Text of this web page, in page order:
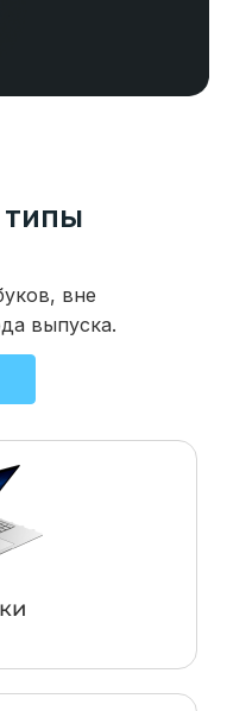
вне
выпуска.